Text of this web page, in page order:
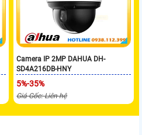
Camera IP 2MP DAHUA DH-
SD4A216DB-HNY
5%-35%
Giá Gốc: Liên hệ